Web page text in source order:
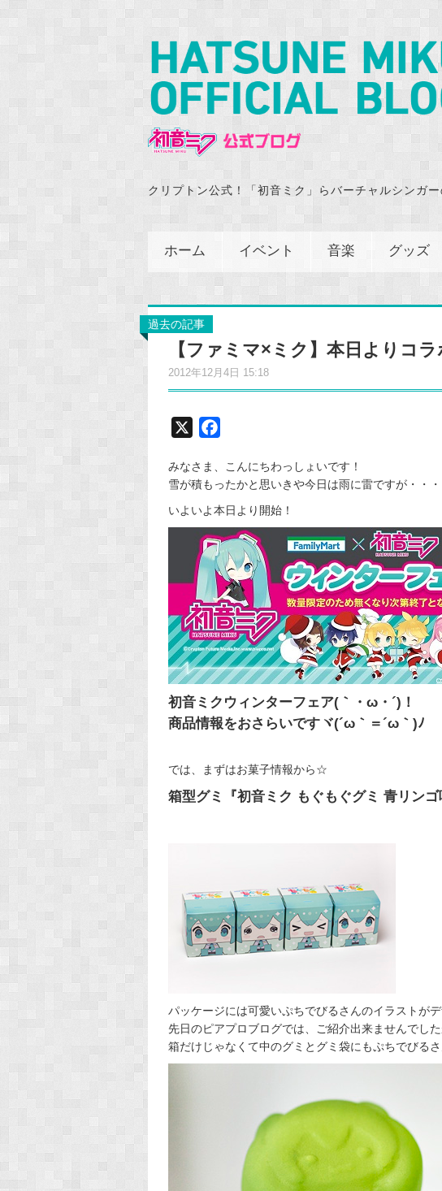
クリプトン公式！「初音ミク」らバーチャルシンガ
ホーム イベント 音楽 グッズ
過去の記事
【ファミマ×ミク】本日よりコ
2012年12月4日 15:18
c
e
b
o
o
k
みなさま、こんにちわっしょいです！
雪が積もったかと思いきや今日は雨に雷ですが・・・
いよいよ本日より開始！
初音ミクウィンターフェア(｀・ω・´)！
商品情報をおさらいですヾ(´ω｀＝´ω｀)ﾉ
では、まずはお菓子情報から☆
箱型グミ『初音ミク もぐもぐグミ 青リンゴ
パッケージには可愛いぷちでびるさんのイラストが
先日のピアプロブログでは、ご紹介出来ませんでした
箱だけじゃなくて中のグミとグミ袋にもぷちでびるさ